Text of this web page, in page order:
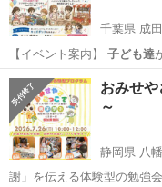
千葉県 成
【イベント案内】 子ども達
千葉 成田市 成田駅
おみせ
～
静岡県 八
謝」を伝える体験型の勉強